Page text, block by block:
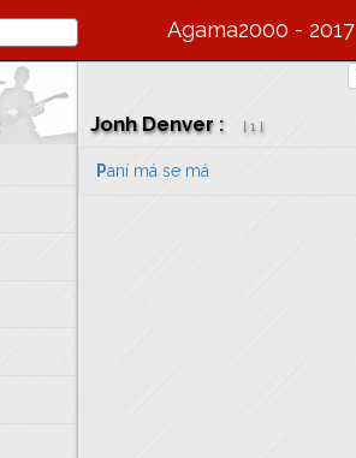
Agama2000 - 2017
Jonh Denver : [ 1 ]
Paní má se má